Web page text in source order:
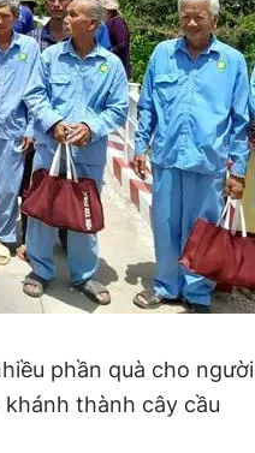
phần quà cho người
thành cây cầu